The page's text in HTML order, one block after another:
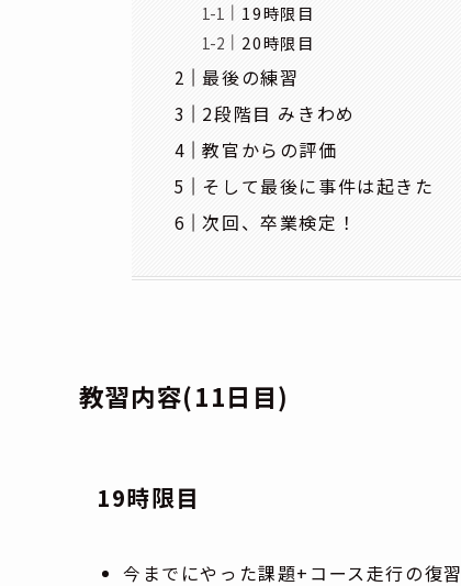
19時限目
20時限目
最後の練習
2段階目 みきわめ
教官からの評価
そして最後に事件は起きた
次回、卒業検定！
教習内容(11日目)
19時限目
今までにやった課題+コース走行の復習